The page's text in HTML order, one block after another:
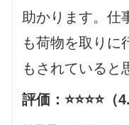
助かります。仕
も荷物を取りに
もされていると
評価：⭐️⭐️⭐️⭐️（